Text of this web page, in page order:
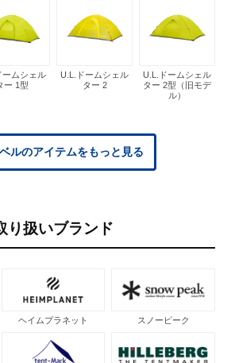
ームシェル
ー 1型
U.L.ドームシェル
ター 2
U.L.ドームシェル
ター 2型（旧モデ
ル）
ルのアイテムをもっと見る
り扱いブランド
ヘイムプラネット スノーピーク